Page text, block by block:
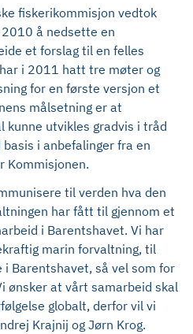
fiskerikommisjon vedtok
å nedsette en
et forslag til en felles
i 2011 hatt tre møter og
for en første versjon et
målsetning er at
utvikles gradvis i tråd
i anbefalinger fra en
Kommisjonen.
til verden hva den
har fått til gjennom et
i Barentshavet. Vi har
marin forvaltning, til
i Barentshavet, så vel som for
ønsker at vårt samarbeid skal
globalt, derfor vil vi
Krajnij og Jørn Krog.